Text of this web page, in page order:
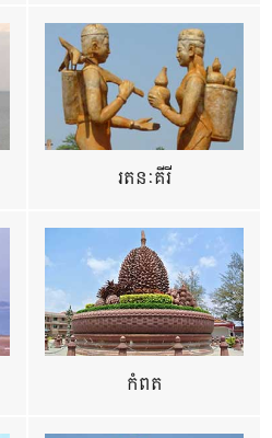
រតនៈគីរី
កំពត